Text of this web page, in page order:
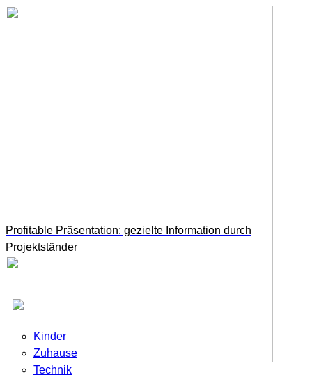
Profitable Präsentation: gezielte Information durch
Projektständer
Kinder
Zuhause
Technik